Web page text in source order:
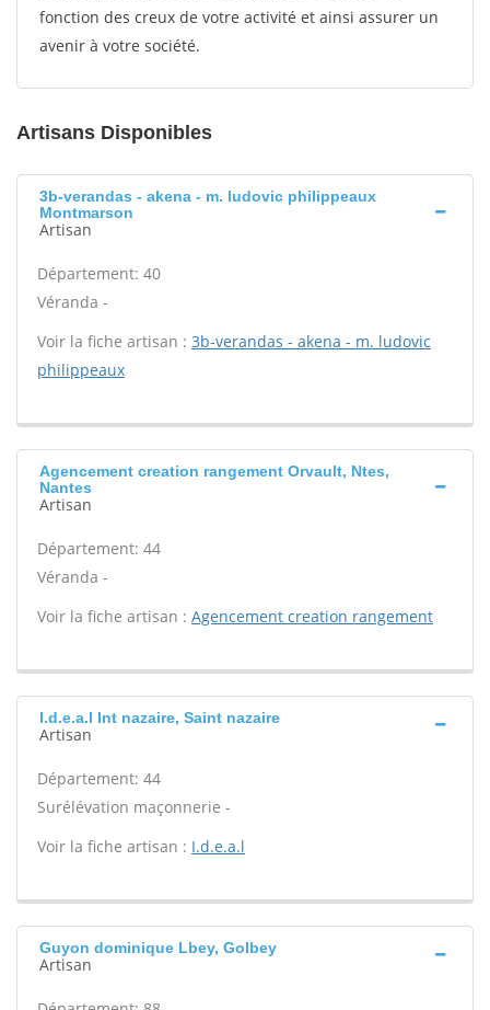
fonction des creux de votre activité et ainsi assurer un
avenir à votre société.
Artisans Disponibles
3b-verandas - akena - m. ludovic philippeaux
Montmarson
Artisan
Département: 40
Véranda -
Voir la fiche artisan : 3b-verandas - akena - m. ludovic
philippeaux
Agencement creation rangement Orvault, Ntes,
Nantes
Artisan
Département: 44
Véranda -
Voir la fiche artisan : Agencement creation rangement
I.d.e.a.l Int nazaire, Saint nazaire
Artisan
Département: 44
Surélévation maçonnerie -
Voir la fiche artisan : I.d.e.a.l
Guyon dominique Lbey, Golbey
Artisan